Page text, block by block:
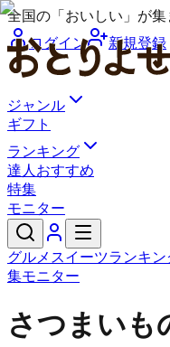
全国の「おいしい」が
ログイン
新規登録
ジャンル
ギフト
ランキング
達人おすすめ
特集
モニター
グルメ スイーツランキン
集モニター
さつまいも